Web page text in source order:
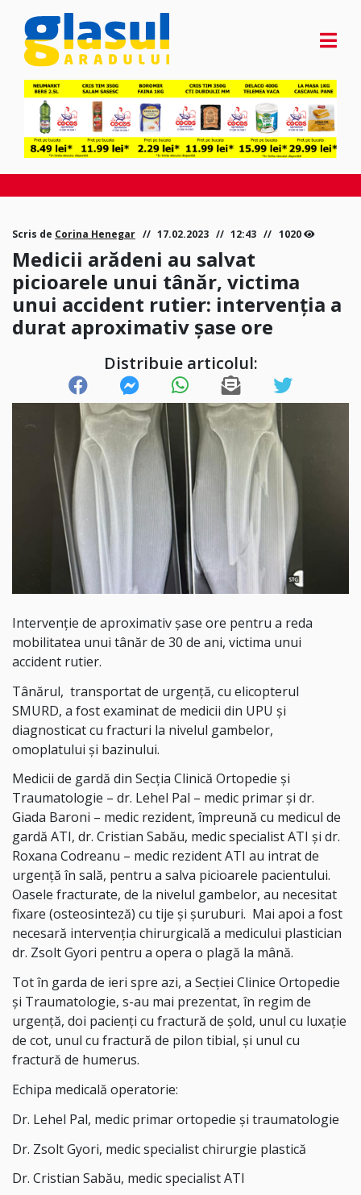
Scris de Corina Henegar 17.02.2023 12:43 1020
Medicii arădeni au salvat
picioarele unui tânăr, victima
unui accident rutier: intervenția a
durat aproximativ șase ore
Distribuie articolul:
Intervenție de aproximativ șase ore pentru a reda
mobilitatea unui tânăr de 30 de ani, victima unui
accident rutier.
Tânărul, transportat de urgență, cu elicopterul
SMURD, a fost examinat de medicii din UPU și
diagnosticat cu fracturi la nivelul gambelor,
omoplatului și bazinului.
Medicii de gardă din Secția Clinică Ortopedie și
Traumatologie – dr. Lehel Pal – medic primar și dr.
Giada Baroni – medic rezident, împreună cu medicul de
gardă ATI, dr. Cristian Sabău, medic specialist ATI și dr.
Roxana Codreanu – medic rezident ATI au intrat de
urgență în sală, pentru a salva picioarele pacientului.
Oasele fracturate, de la nivelul gambelor, au necesitat
fixare (osteosinteză) cu tije și șuruburi. Mai apoi a fost
necesară intervenția chirurgicală a medicului plastician
dr. Zsolt Gyori pentru a opera o plagă la mână.
Tot în garda de ieri spre azi, a Secției Clinice Ortopedie
și Traumatologie, s-au mai prezentat, în regim de
urgență, doi pacienți cu fractură de șold, unul cu luxație
de cot, unul cu fractură de pilon tibial, și unul cu
fractură de humerus.
Echipa medicală operatorie:
Dr. Lehel Pal, medic primar ortopedie și traumatologie
Dr. Zsolt Gyori, medic specialist chirurgie plastică
Dr. Cristian Sabău, medic specialist ATI